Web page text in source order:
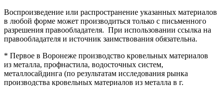
Воспроизведение или распространение указанных материалов
в любой форме может производиться только с письменного
разрешения правообладателя. При использовании ссылка на
правообладателя и источник заимствования обязательна.
* Первое в Воронеже производство кровельных материалов
из металла, профнастила, водосточных систем,
металлосайдинга (по результатам исследования рынка
производства кровельных материалов из металла в г.